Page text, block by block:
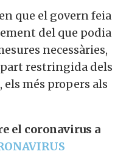
que el govern feia
del que podia
necessàries,
part restringida dels
més propers als
el coronavirus a